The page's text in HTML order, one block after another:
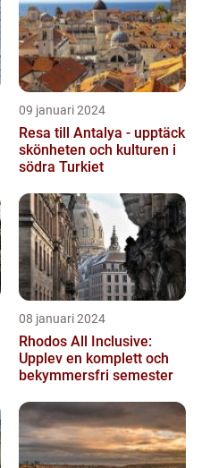
09 januari 2024
Resa till Antalya - upptäck
skönheten och kulturen i
södra Turkiet
08 januari 2024
Rhodos All Inclusive:
Upplev en komplett och
bekymmersfri semester